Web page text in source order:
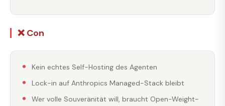
❌ Con
Kein echtes Self-Hosting des Agenten
Lock-in auf Anthropics Managed-Stack bleibt
Wer volle Souveränität will, braucht Open-Weight-